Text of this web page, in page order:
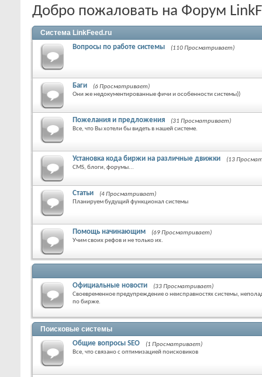
Добро пожаловать на Форум
Система LinkFeed.ru
Вопросы по работе системы (110 Просматривает)
Баги
(6 Просматривает)
Они же недокументированные фичи и особенности системы))
Пожелания и предложения
(31 Просматривает)
Все, что Вы хотели бы видеть в нашей системе.
Установка кода биржи на различные движки
(13
CMS, блоги, форумы...
Статьи
(4 Просматривает)
Планируем будущий функционал системы
Помощь начинающим
(69 Просматривает)
Учим своих рефов и не только их.
Официальные новости
(33 Просматривает)
Своевременное предупреждение о неисправностях системы,
по бирже.
Поисковые системы
Общие вопросы SEO
(1 Просматривает)
Все, что связано с оптимизацией поисковиков